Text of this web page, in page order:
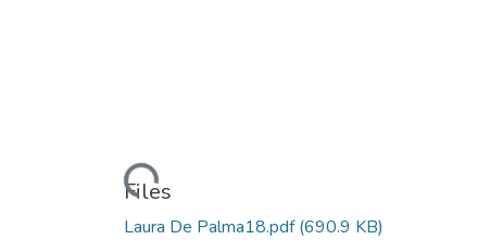
Loading...
Files
Laura De Palma18.pdf(690.9 KB)